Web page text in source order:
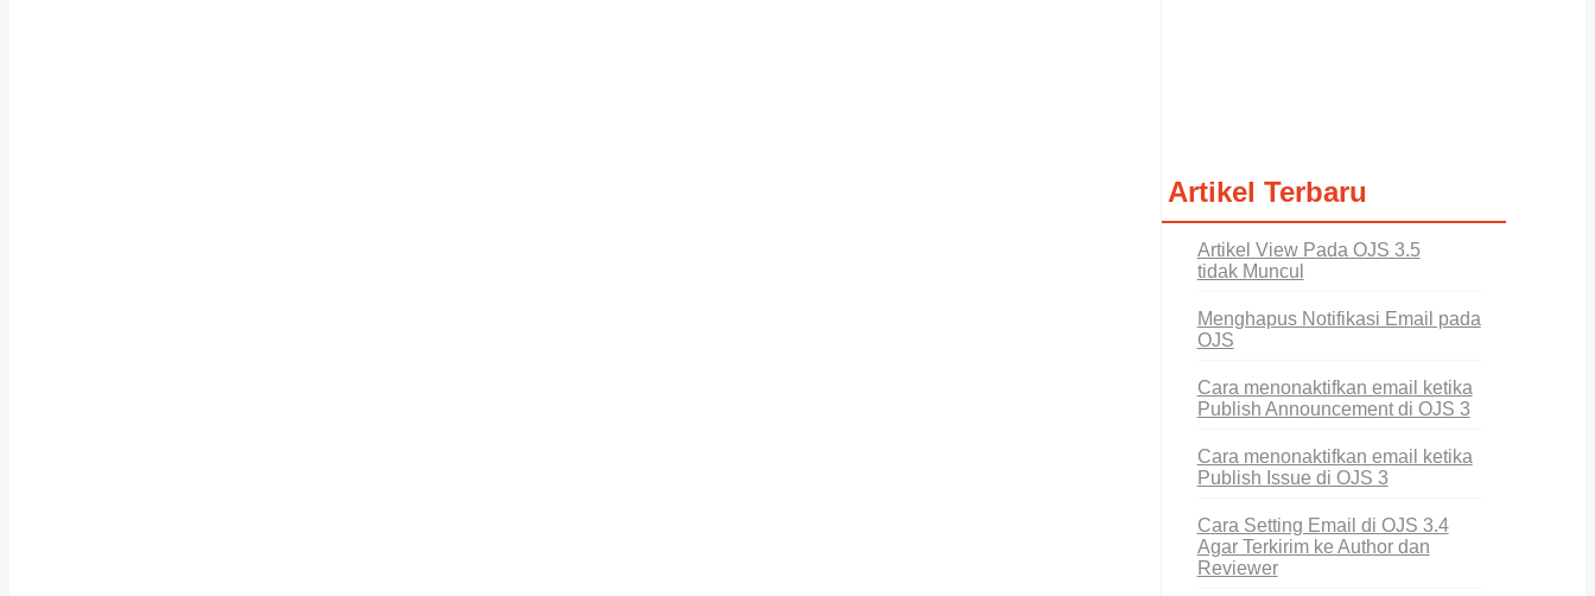
Artikel Terbaru
Artikel View Pada OJS 3.5
tidak Muncul
Menghapus Notifikasi Email pada
OJS
Cara menonaktifkan email ketika
Publish Announcement di OJS 3
Cara menonaktifkan email ketika
Publish Issue di OJS 3
Cara Setting Email di OJS 3.4
Agar Terkirim ke Author dan
Reviewer